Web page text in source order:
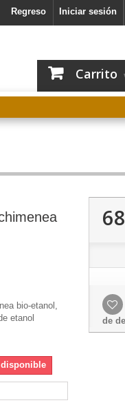
Iniciar sesión
Regreso
Carrito
bio-etanol,
etanol
disponible
de